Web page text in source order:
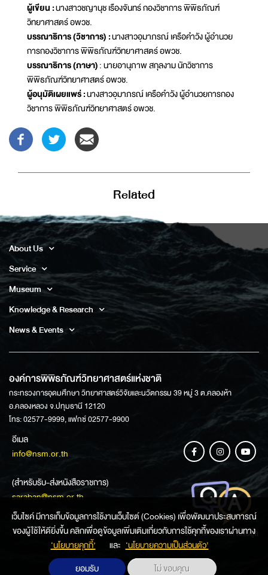
ผู้เขียน :นางสาวชญานุช เรืองจันทร์ กองวิชาการ พิพิธภัณฑ์
วิทยาศาสตร์ อพวช.
บรรณาธิการ (วิชาการ) :นางสาวอุมาภรณ์ เครือคำวัง ผู้อำนวย
การกองวิชาการ พิพิธภัณฑ์วิทยาศาสตร์ อพวช.
บรรณาธิการ (ภาษา): นายอานุภาพ สกุลงาม นักวิชาการ
พิพิธภัณฑ์วิทยาศาสตร์ อพวช.
ผู้อนุมัติเผยแพร่ :นางสาวอุมาภรณ์ เครือคำวัง ผู้อำนวยการกอง
วิชาการ พิพิธภัณฑ์วิทยาศาสตร์ อพวช.
Related
About Us
Service
Museum
Knowledge & Research
News & Events
องค์การพิพิธภัณฑ์วิทยาศาสตร์แห่งชาติ
กระทรวงการอุดมศึกษา วิทยาศาสตร์วิจัยและนวัตกรรม 39 หมู่ 3 ต.คลองห้า
อ.คลองหลวง จ.ปทุมธานี 12120
โทร: 02577-9999, แฟกซ์ 02577-9900
อีเมล
info@nsm.or.th
(สำหรับรับ-ส่งหนังสือราชการ)
saraban@nsm.or.th
ช่องทางการสอบถามข้อมูล
เว็บไซค์ มีการเก็บข้อมูลการใช้งานเว็บไซต์ (Cookies) เพื่อพัฒนาประสบการณ์
ของผู้ใช้ให้ดียิ่งขึ้น คลิกเพื่อดูข้อมูลเพิ่มเติมเกี่ยวกับการใช้คุกกี้ของเราผ่านทาง
‘นโยบายคุกกี้’
และ ‘นโยบายความเป็นส่วนตัว'
ยอมรับ
ไม่ ขอบคุณ